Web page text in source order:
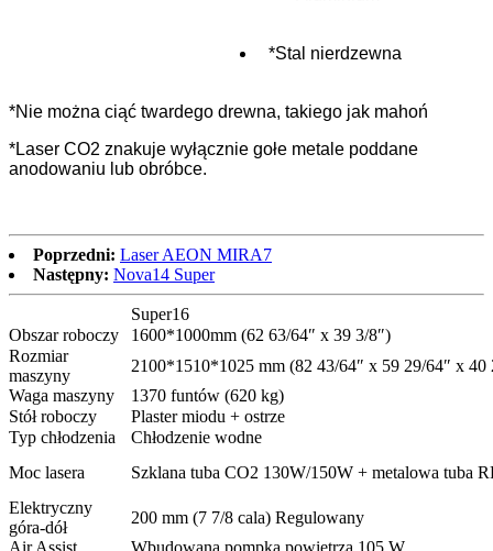
*Stal nierdzewna
*Nie można ciąć twardego drewna, takiego jak mahoń
*Laser CO2 znakuje wyłącznie gołe metale poddane
anodowaniu lub obróbce.
Poprzedni: Laser AEON MIRA7
Następny: Nova14 Super
Super16
Obszar roboczy
1600*1000mm (62 63/64″ x 39 3/8″)
Rozmiar
maszyny
2100*1510*1025 mm (82 43/64″ x 59 29/64″ x 40
Waga maszyny
1370 funtów (620 kg)
Stół roboczy
Plaster miodu + ostrze
Typ chłodzenia
Chłodzenie wodne
Moc lasera
Szklana tuba CO2 130W/150W + metalowa tuba
Elektryczny
góra-dół
200 mm (7 7/8 cala) Regulowany
Air Assist
Wbudowana pompka powietrza 105 W